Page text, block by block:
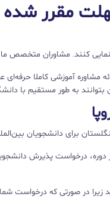
مقرر
کنند. مشاوران متخصص
مشاوره آموزشی کاملا
به طور مستقیم با
برای دانشجویان
دوره، درخواست پذیرش
در صورتی که درخواست